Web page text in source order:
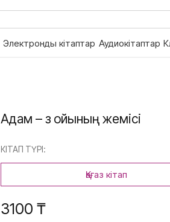
Электронды кітаптар Аудиокітаптар
Адам – өз ойының жемісі
КІТАП ТҮРІ:
Қағаз кітап
3100 ₸